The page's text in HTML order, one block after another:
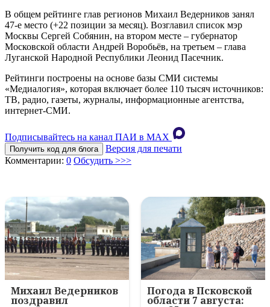
В общем рейтинге глав регионов Михаил Ведерников занял
47-е место (+22 позиции за месяц). Возглавил список мэр
Москвы Сергей Собянин, на втором месте – губернатор
Московской области Андрей Воробьёв, на третьем – глава
Луганской Народной Республики Леонид Пасечник.
Рейтинги построены на основе базы СМИ системы
«Медиалогия», которая включает более 110 тысяч источников:
ТВ, радио, газеты, журналы, информационные агентства,
интернет-СМИ.
Подписывайтесь на канал ПАИ в MAХ
Получить код для блога
Версия для печати
Комментарии: 0 Обсудить >>>
Михаил Ведерников
поздравил
Погода в Псковской
области 7 августа: